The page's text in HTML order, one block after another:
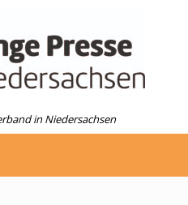
in Niedersachsen